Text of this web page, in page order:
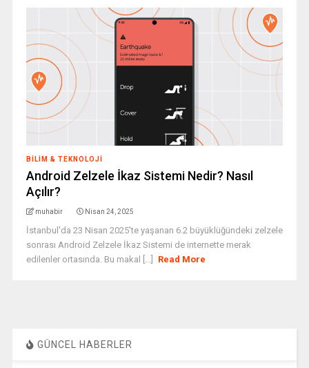
BILIM & TEKNOLOJI
Android Zelzele İkaz Sistemi Nedir? Nasıl
Açılır?
muhabir Nisan 24, 2025
İstanbul'da 23 Nisan 2025'te yaşanan 6.2 büyüklüğündeki zelzele
sonrası Android Zelzele İkaz Sistemi de internette merak
edilenler ortasında. Bu makal [...]
Read More
GÜNCEL HABERLER